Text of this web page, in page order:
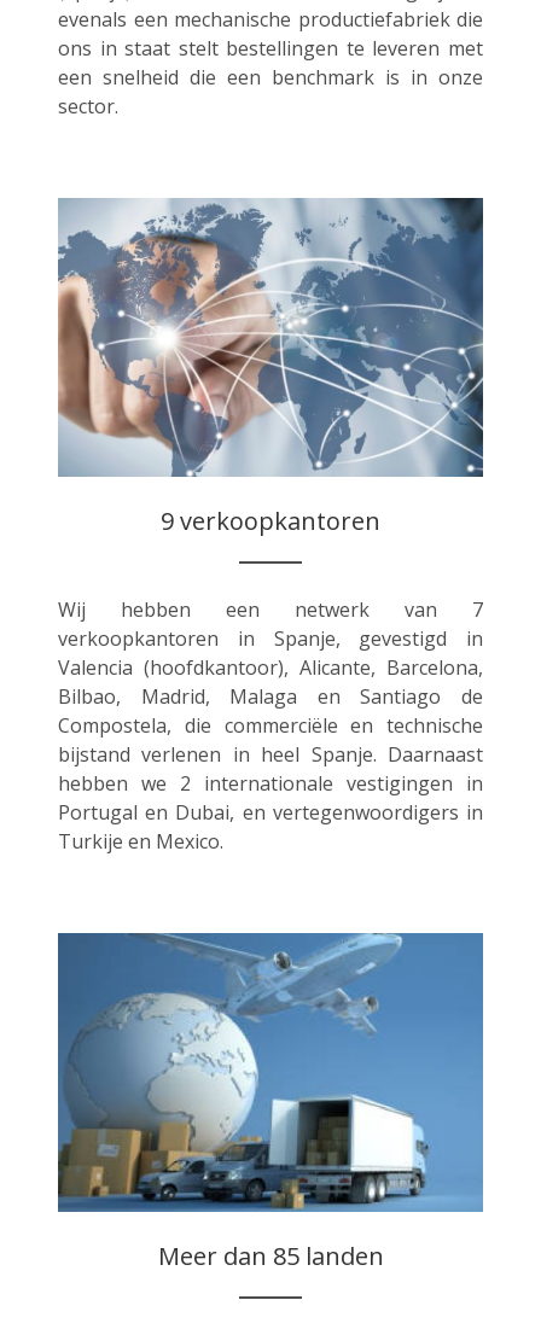
evenals een mechanische productiefabriek die
ons in staat stelt bestellingen te leveren met
een snelheid die een benchmark is in onze
sector.
9 verkoopkantoren
Wij hebben een netwerk van 7
verkoopkantoren in Spanje, gevestigd in
Valencia (hoofdkantoor), Alicante, Barcelona,
Bilbao, Madrid, Malaga en Santiago de
Compostela, die commerciële en technische
bijstand verlenen in heel Spanje. Daarnaast
hebben we 2 internationale vestigingen in
Portugal en Dubai, en vertegenwoordigers in
Turkije en Mexico.
Meer dan 85 landen